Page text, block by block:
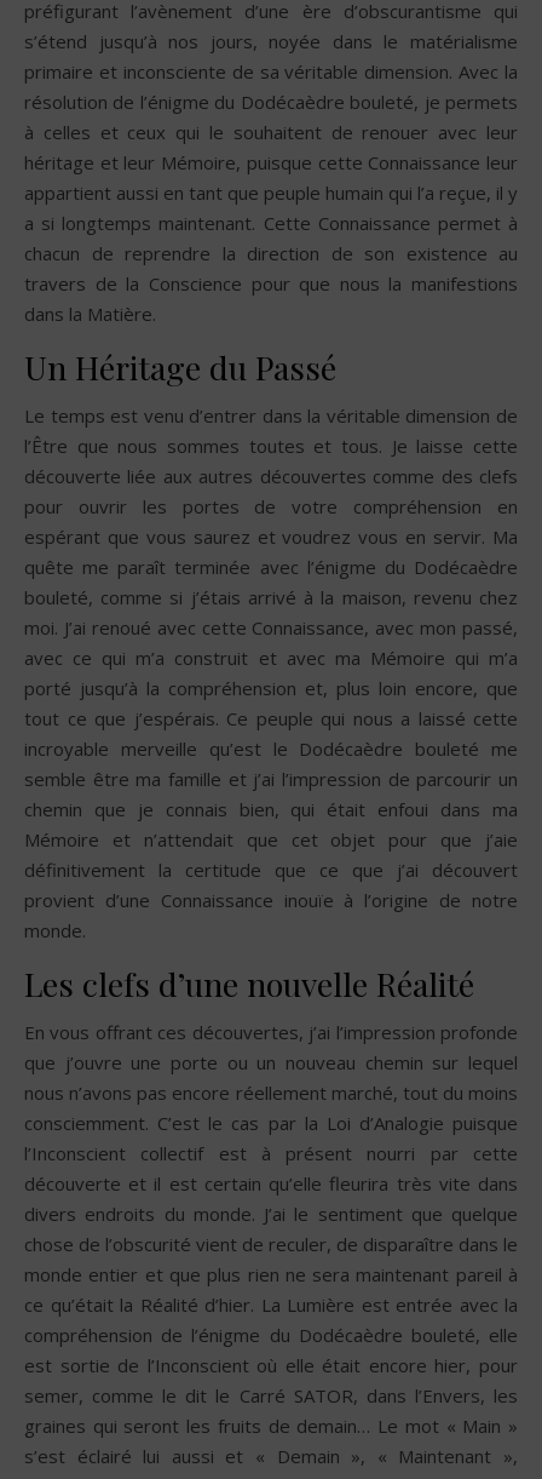
préfigurant l’avènement d’une ère d’obscurantisme qui
s’étend jusqu’à nos jours, noyée dans le matérialisme
primaire et inconsciente de sa véritable dimension. Avec la
résolution de l’énigme du Dodécaèdre bouleté, je permets
à celles et ceux qui le souhaitent de renouer avec leur
héritage et leur Mémoire, puisque cette Connaissance leur
appartient aussi en tant que peuple humain qui l’a reçue, il y
a si longtemps maintenant. Cette Connaissance permet à
chacun de reprendre la direction de son existence au
travers de la Conscience pour que nous la manifestions
dans la Matière.
Un Héritage du Passé
Le temps est venu d’entrer dans la véritable dimension de
l’Être que nous sommes toutes et tous. Je laisse cette
découverte liée aux autres découvertes comme des clefs
pour ouvrir les portes de votre compréhension en
espérant que vous saurez et voudrez vous en servir. Ma
quête me paraît terminée avec l’énigme du Dodécaèdre
bouleté, comme si j’étais arrivé à la maison, revenu chez
moi. J’ai renoué avec cette Connaissance, avec mon passé,
avec ce qui m’a construit et avec ma Mémoire qui m’a
porté jusqu’à la compréhension et, plus loin encore, que
tout ce que j’espérais. Ce peuple qui nous a laissé cette
incroyable merveille qu’est le Dodécaèdre bouleté me
semble être ma famille et j’ai l’impression de parcourir un
chemin que je connais bien, qui était enfoui dans ma
Mémoire et n’attendait que cet objet pour que j’aie
définitivement la certitude que ce que j’ai découvert
provient d’une Connaissance inouïe à l’origine de notre
monde.
Les clefs d’une nouvelle Réalité
En vous offrant ces découvertes, j’ai l’impression profonde
que j’ouvre une porte ou un nouveau chemin sur lequel
nous n’avons pas encore réellement marché, tout du moins
consciemment. C’est le cas par la Loi d’Analogie puisque
l’Inconscient collectif est à présent nourri par cette
découverte et il est certain qu’elle fleurira très vite dans
divers endroits du monde. J’ai le sentiment que quelque
chose de l’obscurité vient de reculer, de disparaître dans le
monde entier et que plus rien ne sera maintenant pareil à
ce qu’était la Réalité d’hier. La Lumière est entrée avec la
compréhension de l’énigme du Dodécaèdre bouleté, elle
est sortie de l’Inconscient où elle était encore hier, pour
semer, comme le dit le Carré SATOR, dans l’Envers, les
graines qui seront les fruits de demain… Le mot « Main »
s’est éclairé lui aussi et « Demain », « Maintenant »,